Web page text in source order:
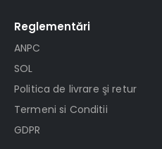
Reglementări
ANPC
SOL
Politica de livrare şi retur
Termeni si Conditii
GDPR